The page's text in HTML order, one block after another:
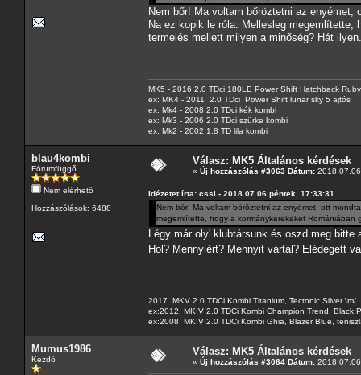
Nem bőr! Ma voltam bőröztetni az
Na ez kopik le róla. Mellesleg megemlítette,
termelés mellett milyen a minőség? Hát ilyen.
MK5 - 2016 2.0 TDci 180LE Power Shift Hatchback
ex: MK4 - 2011 2.0 TDci Power Shift lunar sky 5 ajtós
ex: Mk4 - 2008 2.0 TDci kék kombi
ex: Mk3 - 2006 2.0 TDci szürke kombi
ex: Mk2 - 2002 1.8 TD lila kombi
blau4kombi
Fórumfüggő
Nem elérhető
Hozzászólások: 6488
Válasz: MK5 Általános kérdések
« Új hozzászólás #3063 Dátum:
Idézetet írta: cssl - 2018.07.06 péntek, 17:33:31
Nem bőr! Ma voltam bőröztetni az enyémet, ott
megemlítette, hogy a kormánykerekeket Romániában
Légy már oly' klubtársunk és oszd meg bitte
Hol? Mennyiért? Mennyit vártál? Elédegett
2017. MKV 2.0 TDCi Kombi Titanium, Tectonic Silver \m/
ex:2012. MKIV 2.0 TDCi Kombi Champion Trend, Black
ex:2008. MKIV 2.0 TDCi Kombi Ghia, Blazer Blue,
Mumus1986
Kezdő
Válasz: MK5 Általános kérdések
« Új hozzászólás #3064 Dátum: